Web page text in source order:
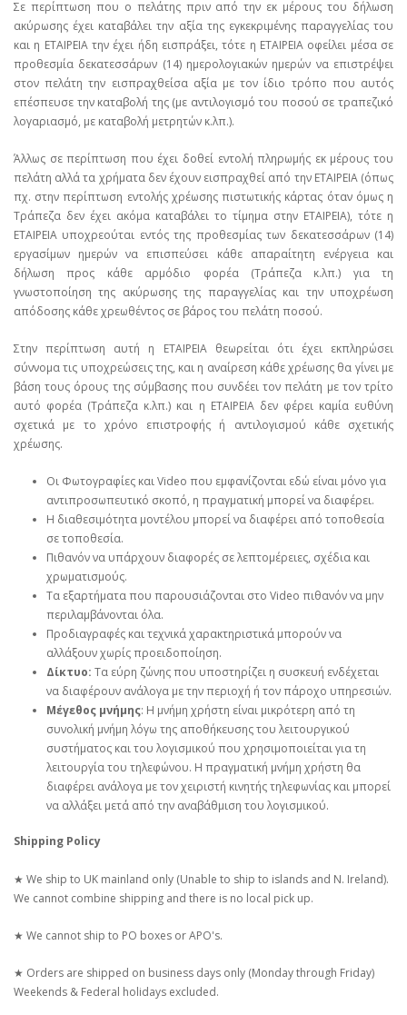
Σε περίπτωση που ο πελάτης πριν από την εκ μέρους του δήλωση
ακύρωσης έχει καταβάλει την αξία της εγκεκριμένης παραγγελίας του
και η ΕΤΑΙΡΕΙΑ την έχει ήδη εισπράξει, τότε η ΕΤΑΙΡΕΙΑ οφείλει μέσα σε
προθεσμία δεκατεσσάρων (14) ημερολογιακών ημερών να επιστρέψει
στον πελάτη την εισπραχθείσα αξία με τον ίδιο τρόπο που αυτός
επέσπευσε την καταβολή της (με αντιλογισμό του ποσού σε τραπεζικό
λογαριασμό, με καταβολή μετρητών κ.λπ.).
Άλλως σε περίπτωση που έχει δοθεί εντολή πληρωμής εκ μέρους του
πελάτη αλλά τα χρήματα δεν έχουν εισπραχθεί από την ΕΤΑΙΡΕΙΑ (όπως
πχ. στην περίπτωση εντολής χρέωσης πιστωτικής κάρτας όταν όμως η
Τράπεζα δεν έχει ακόμα καταβάλει το τίμημα στην ΕΤΑΙΡΕΙΑ), τότε η
ΕΤΑΙΡΕΙΑ υποχρεούται εντός της προθεσμίας των δεκατεσσάρων (14)
εργασίμων ημερών να επισπεύσει κάθε απαραίτητη ενέργεια και
δήλωση προς κάθε αρμόδιο φορέα (Τράπεζα κ.λπ.) για τη
γνωστοποίηση της ακύρωσης της παραγγελίας και την υποχρέωση
απόδοσης κάθε χρεωθέντος σε βάρος του πελάτη ποσού.
Στην περίπτωση αυτή η ΕΤΑΙΡΕΙΑ θεωρείται ότι έχει εκπληρώσει
σύννομα τις υποχρεώσεις της, και η αναίρεση κάθε χρέωσης θα γίνει με
βάση τους όρους της σύμβασης που συνδέει τον πελάτη με τον τρίτο
αυτό φορέα (Τράπεζα κ.λπ.) και η ΕΤΑΙΡΕΙΑ δεν φέρει καμία ευθύνη
σχετικά με το χρόνο επιστροφής ή αντιλογισμού κάθε σχετικής
χρέωσης.
Οι Φωτογραφίες και Video που εμφανίζονται εδώ είναι μόνο για
αντιπροσωπευτικό σκοπό, η πραγματική μπορεί να διαφέρει.
Η διαθεσιμότητα μοντέλου μπορεί να διαφέρει από τοποθεσία
σε τοποθεσία.
Πιθανόν να υπάρχουν διαφορές σε λεπτομέρειες, σχέδια και
χρωματισμούς.
Τα εξαρτήματα που παρουσιάζονται στο Video πιθανόν να μην
περιλαμβάνονται όλα.
Προδιαγραφές και τεχνικά χαρακτηριστικά μπορούν να
αλλάξουν χωρίς προειδοποίηση.
Δίκτυο: Τα εύρη ζώνης που υποστηρίζει η συσκευή ενδέχεται
να διαφέρουν ανάλογα με την περιοχή ή τον πάροχο υπηρεσιών.
Μέγεθος μνήμης: Η μνήμη χρήστη είναι μικρότερη από τη
συνολική μνήμη λόγω της αποθήκευσης του λειτουργικού
συστήματος και του λογισμικού που χρησιμοποιείται για τη
λειτουργία του τηλεφώνου. Η πραγματική μνήμη χρήστη θα
διαφέρει ανάλογα με τον χειριστή κινητής τηλεφωνίας και μπορεί
να αλλάξει μετά από την αναβάθμιση του λογισμικού.
Shipping Policy
★ We ship to UK mainland only (Unable to ship to islands and N. Ireland).
We cannot combine shipping and there is no local pick up.
★ We cannot ship to PO boxes or APO's.
★ Orders are shipped on business days only (Monday through Friday)
Weekends & Federal holidays excluded.